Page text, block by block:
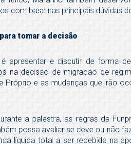
com base nas principais dúvidas
tomar a decisão
apresentar e discutir de forma
na decisão de migração de
Próprio e as mudanças que irão
a palestra, as regras da
possa avaliar se deve ou não
líquida total a ser recebida na